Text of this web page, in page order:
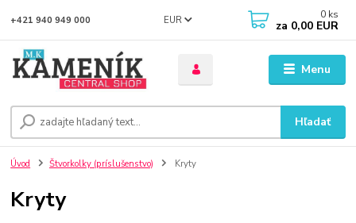
Menu
EUR
Hľadať
+421 940 949 000 0 ks
za 0,00 EUR
Úvod Štvorkolky (príslušenstvo) Kryty
Kryty